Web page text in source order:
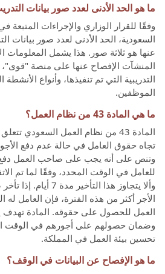
ما هو الحد الأدنى لعدد صور بيانات
وفقًا للقرار الوزاري والإجراءات المتبعة
السعودية، الحد الأدنى لعدد صور بيانات
عنها هو ثلاثة صور. هذا يشمل
المنشآت الإفصاح عنها على منصة
التدريبية التي تم تنفيذها، وأنواع الأنشطة
الموظفين.
ما هي المادة 43 من نظام العمل؟
المادة 43 من نظام العمل السعودي
تجاه حقوق العامل في حالة عدم دفع
وتنص على أنه يجب على صاحب العمل دفع
للعامل في الوقت المحدد، وفقًا لما تم
وألا يتجاوز هذا
الأجر أكثر من هذه الفترة، فإن العامل
العمل للحصول على حقوقه. المادة تهدف
وضمان حصولهم على أجورهم في الوقت
تحسين بيئة العمل في المملكة.
ما هو الإفصاح عن البيانات في الوقف؟